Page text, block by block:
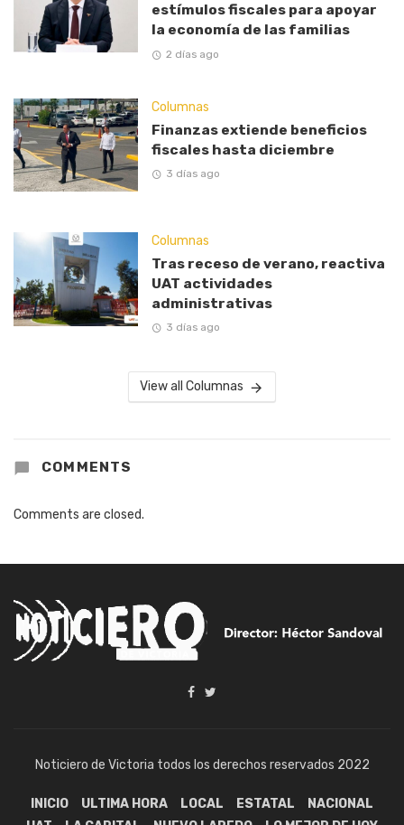
estímulos fiscales para apoyar
la economía de las familias
2 días ago
Columnas
Finanzas extiende beneficios
fiscales hasta diciembre
3 días ago
Columnas
Tras receso de verano, reactiva
UAT actividades
administrativas
3 días ago
View all Columnas
COMMENTS
Comments are closed.
Noticiero de Victoria todos los derechos reservados 2022
INICIO ULTIMA HORA LOCAL ESTATAL
NACIONAL